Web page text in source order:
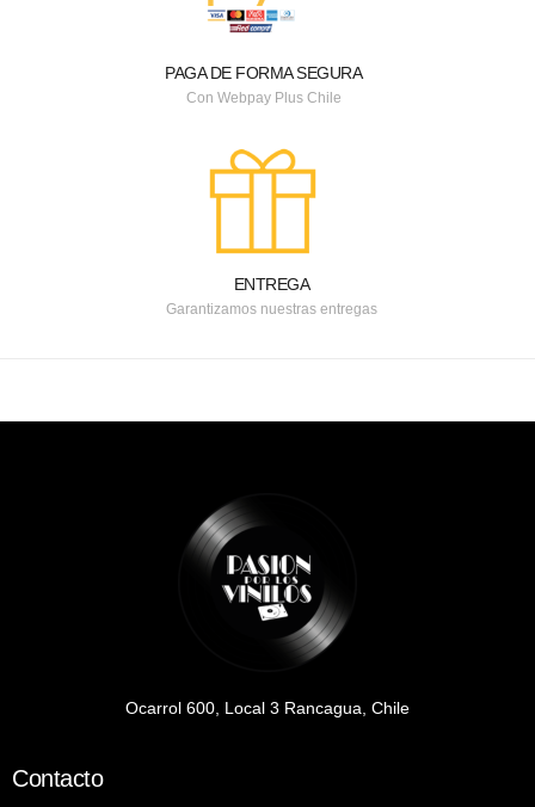
PAGA DE FORMA SEGURA
Con Webpay Plus Chile
ENTREGA
Garantizamos nuestras entregas
Ocarrol 600, Local 3 Rancagua, Chile
Contacto